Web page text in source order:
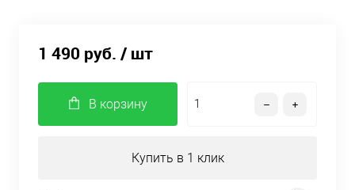
1 490 руб. / шт
В корзину
Купить в 1 клик